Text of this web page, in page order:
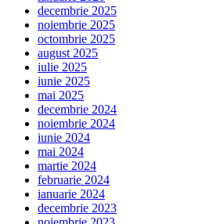
decembrie 2025
noiembrie 2025
octombrie 2025
august 2025
iulie 2025
iunie 2025
mai 2025
decembrie 2024
noiembrie 2024
iunie 2024
mai 2024
martie 2024
februarie 2024
ianuarie 2024
decembrie 2023